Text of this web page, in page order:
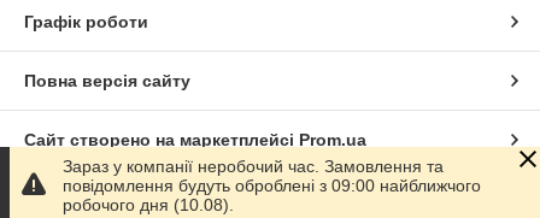
Графік роботи
Повна версія сайту
Сайт створено на маркетплейсі Prom.ua
Політика конфіденційності
Зараз у компанії неробочий час. Замовлення та
повідомлення будуть оброблені з 09:00 найближчого
робочого дня (10.08).